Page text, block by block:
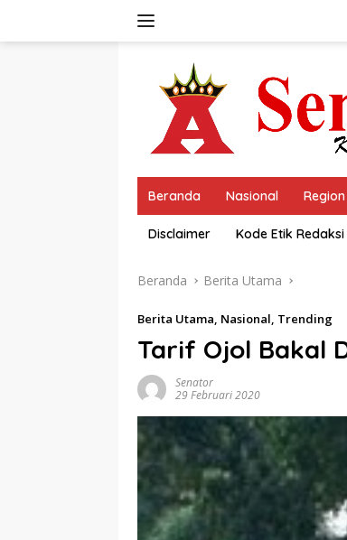
Beranda Nasional Region
Disclaimer Kode Etik
Beranda Berita Utama
Berita Utama, Nasional, Trending
Tarif Ojol Bakal
Senator
29 Februari 2020